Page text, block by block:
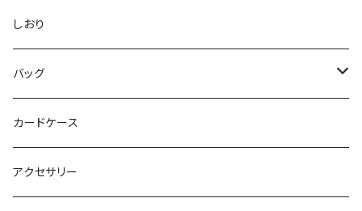
メガネ・ペンケース
タペストリー
クッション
コースター
しおり
バッグ
クラッチバック
トートバッグ
カードケース
アクセサリー